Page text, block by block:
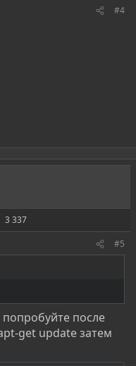
#4
3 337
#5
после
get update затем